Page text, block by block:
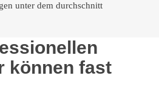
unter dem durchschnitt
können fast